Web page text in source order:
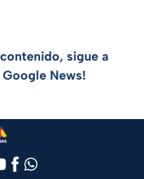
sigue a
News!